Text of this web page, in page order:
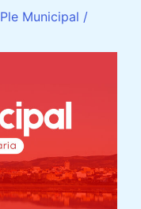
Ple Municipal /